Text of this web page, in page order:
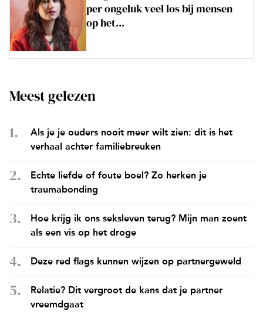
per ongeluk veel los bij mensen
op het...
Meest gelezen
Als je je ouders nooit meer wilt zien: dit is het
verhaal achter familiebreuken
Echte liefde of foute boel? Zo herken je
traumabonding
Hoe krijg ik ons seksleven terug? Mijn man zoent
als een vis op het droge
Deze red flags kunnen wijzen op partnergeweld
Relatie? Dit vergroot de kans dat je partner
vreemdgaat